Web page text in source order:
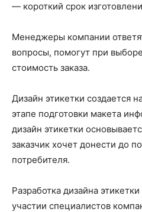
— короткий срок
Менеджеры компании
вопросы, помогут при
стоимость заказа.
Дизайн этикетки создается
этапе подготовки макета
дизайн этикетки
заказчик хочет донести до
потребителя.
Разработка дизайна
участии специалистов